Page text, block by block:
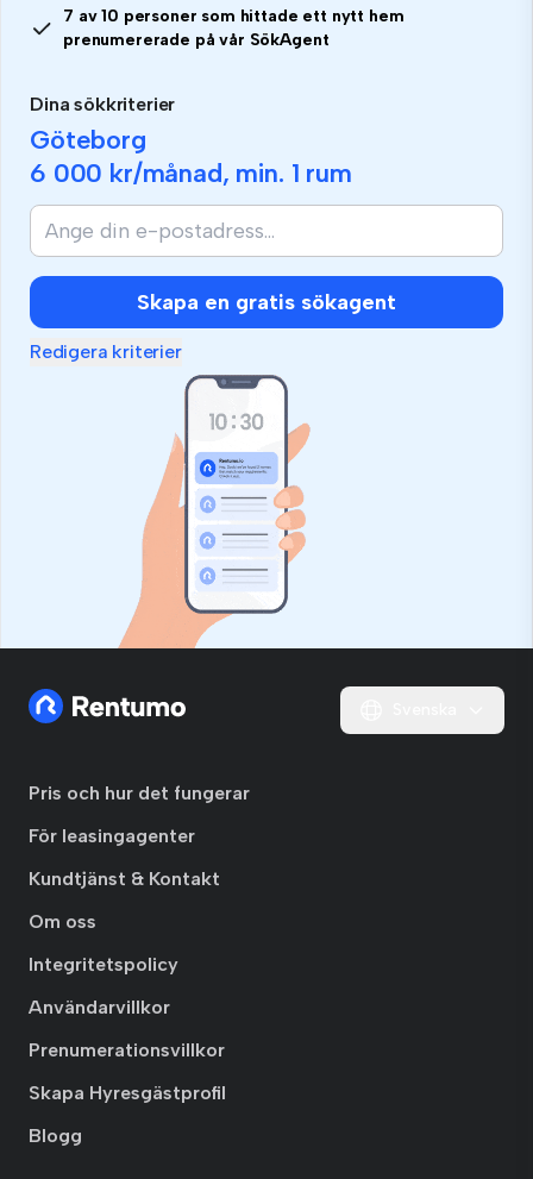
7 av 10 personer som hittade ett nytt hem
prenumererade på vår SökAgent
Dina sökkriterier
Göteborg
6 000 kr/månad, min. 1 rum
Skapa en gratis sökagent
Redigera kriterier
Pris och hur det fungerar
För leasingagenter
Kundtjänst & Kontakt
Om oss
Integritetspolicy
Användarvillkor
Prenumerationsvillkor
Skapa Hyresgästprofil
Blogg